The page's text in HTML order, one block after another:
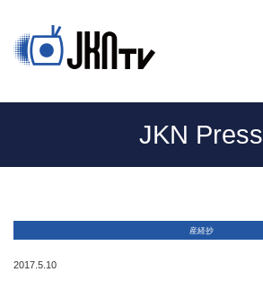
JKN Press
産経抄
2017.5.10